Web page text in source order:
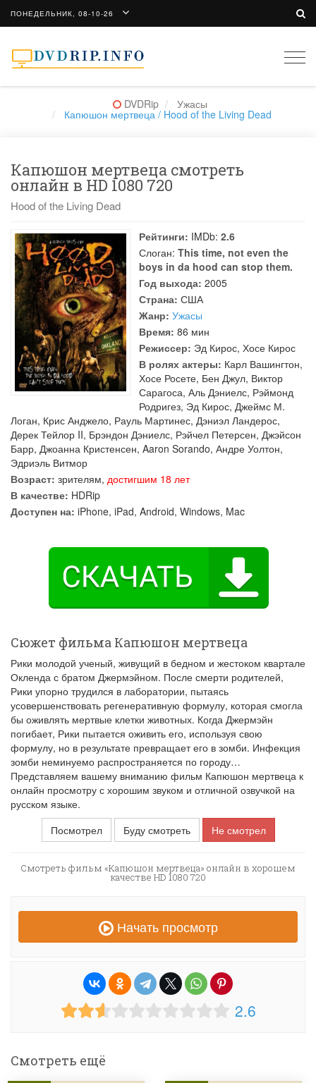
ПОНЕДЕЛЬНИК, 08-10-26
DVDRip Ужасы
Капюшон мертвеца / Hood of the Living Dead
Капюшон мертвеца смотреть
онлайн в HD 1080 720
Hood of the Living Dead
Рейтинги: IMDb: 2.6
Слоган: This time, not even the
boys in da hood can stop them.
Год выхода: 2005
Страна: США
Жанр: Ужасы
Время: 86 мин
Режиссер: Эд Кирос, Хосе Кирос
В ролях актеры: Карл Вашингтон,
Хосе Росете, Бен Джул, Виктор
Сарагоса, Аль Дэниелс, Рэймонд
Родригез, Эд Кирос, Джеймс М.
Логан, Крис Анджело, Рауль Мартинес, Дэниэл Ландерос,
Дерек Тейлор II, Брэндон Дэниелс, Рэйчел Петерсен, Джэйсон
Барр, Джоанна Кристенсен, Aaron Sorando, Андре Уолтон,
Эдриэль Витмор
Возраст: зрителям, достигшим 18 лет
В качестве: HDRip
Доступен на: iPhone, iPad, Android, Windows, Mac
Сюжет фильма Капюшон мертвеца
Рики молодой ученый, живущий в бедном и жестоком квартале
Окленда с братом Джермэйном. После смерти родителей,
Рики упорно трудился в лаборатории, пытаясь
усовершенствовать регенеративную формулу, которая смогла
бы оживлять мертвые клетки животных. Когда Джермэйн
погибает, Рики пытается оживить его, используя свою
формулу, но в результате превращает его в зомби. Инфекция
зомби неминуемо распространяется по городу…
Представляем вашему вниманию фильм Капюшон мертвеца к
онлайн просмотру с хорошим звуком и отличной озвучкой на
русском языке.
Посмотрел
Буду смотреть Не смотрел
Смотреть фильм «Капюшон мертвеца» онлайн в хорошем
качестве HD 1080 720
Начать просмотр
2.6
Смотреть ещё